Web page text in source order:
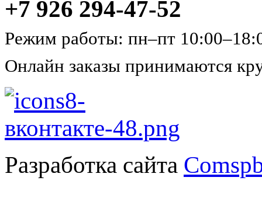
+7 926 294-47-52
Режим работы: пн–пт
Онлайн заказы принимаются
Разработка сайта